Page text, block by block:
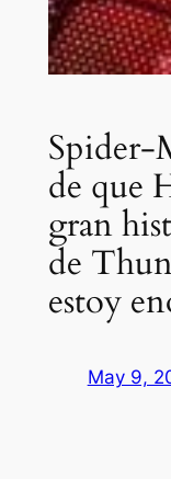
Spider-
de que
gran
de
estoy
May 9,